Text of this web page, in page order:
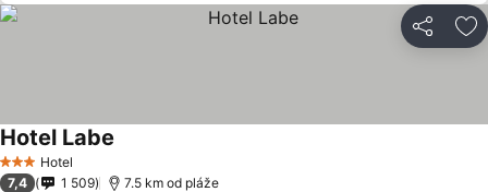
Sdílet
3 Počet hvězdiček
Hotel
Hotel Labe
7,4 1 509 7.5 km od pláže